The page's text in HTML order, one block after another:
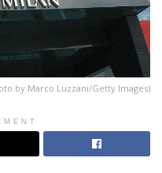
by Marco Luzzani/Getty Images)